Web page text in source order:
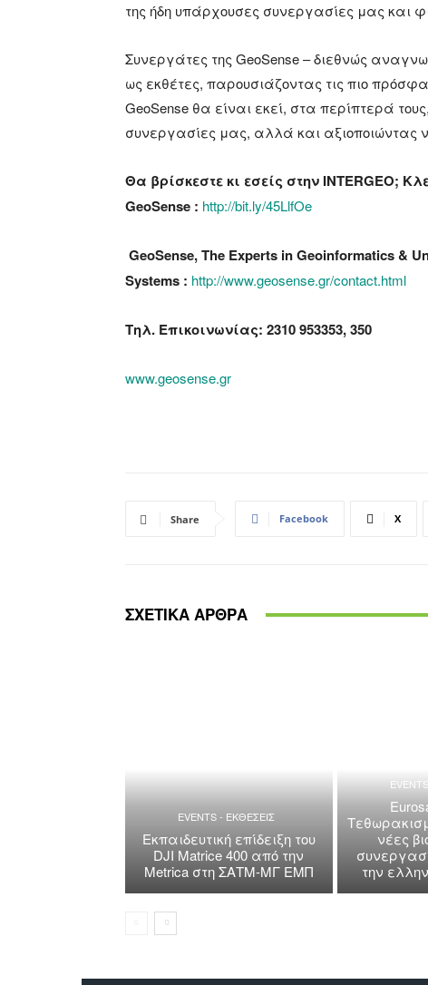
της ήδη υπάρχουσες συνεργασίες μας και
Συνεργάτες της GeoSense – διεθνώς
ως εκθέτες, παρουσιάζοντας τις πιο
GeoSense θα είναι εκεί, στα περίπτερά
συνεργασίες μας, αλλά και αξιοποιώντας
Θα βρίσκεστε κι εσείς στην INTERGEO;
GeoSense : http://bit.ly/45LlfOe
GeoSense, The Experts in Geoinformatics &
Systems : http://www.geosense.gr/contact.html
Τηλ. Επικοινωνίας: 2310 953353, 350
www.geosense.gr
Share Facebook X
ΣΧΕΤΙΚΑ ΑΡΘΡΑ
EVENTS - ΕΚΘΕΣΕΙΣ
Εκπαιδευτική επίδειξη του
DJI Matrice 400 από την
Metrica στη ΣΑΤΜ-ΜΓ ΕΜΠ
νέες
την